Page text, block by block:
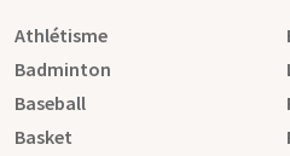
Athlétisme
Badminton
Baseball
Basket